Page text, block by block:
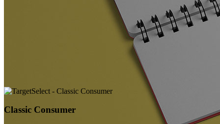
Classic Consumer